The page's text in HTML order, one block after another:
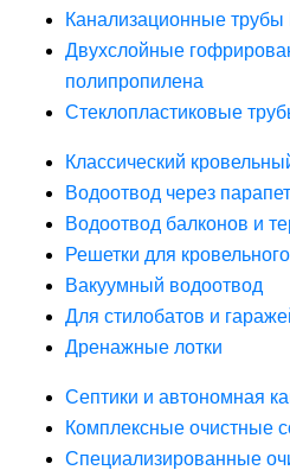
Канализационные
Двухслойные
полипропилена
Стеклопластиковые
Классический
Водоотвод через парапет
Водоотвод балконов и
Решетки для
Вакуумный водоотвод
Для стилобатов и
Дренажные лотки
Септики и автономная
Комплексные очистные
Специализированные